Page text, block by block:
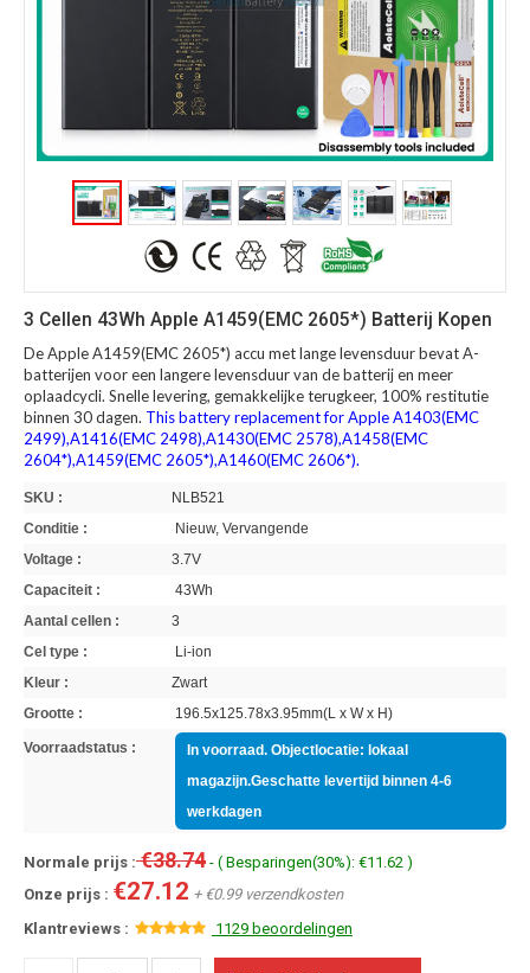
3 Cellen 43Wh Apple A1459(EMC 2605*) Batterij Kopen
De Apple A1459(EMC 2605*) accu met lange levensduur bevat A-
batterijen voor een langere levensduur van de batterij en meer
oplaadcycli. Snelle levering, gemakkelijke terugkeer, 100% restitutie
binnen 30 dagen. This battery replacement for Apple A1403(EMC
2499),A1416(EMC 2498),A1430(EMC 2578),A1458(EMC
2604*),A1459(EMC 2605*),A1460(EMC 2606*).
SKU :
NLB521
Conditie :
Nieuw, Vervangende
Voltage :
3.7V
Capaciteit :
43Wh
Aantal cellen :
3
Cel type :
Li-ion
Kleur :
Zwart
Grootte :
196.5x125.78x3.95mm(L x W x H)
Voorraadstatus :
In voorraad. Objectlocatie: lokaal
magazijn.Geschatte levertijd binnen 4-6
werkdagen
Normale prijs :€38.74 - ( Besparingen(30%): €11.62 )
Onze prijs : €27.12 + €0.99 verzendkosten
Klantreviews :
1129 beoordelingen